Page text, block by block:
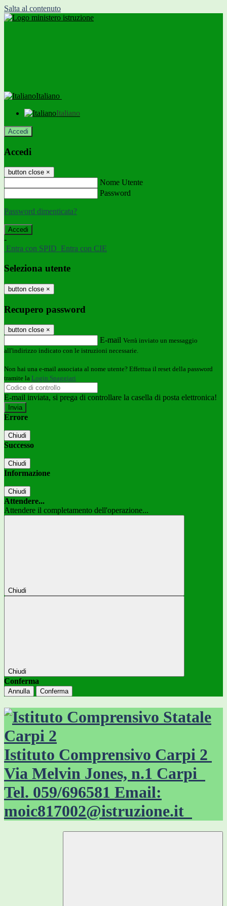
Salta al contenuto
Italiano
Italiano
Accedi
Accedi
button close ×
Nome Utente
Password
Password dimenticata?
-
Entra con SPID Entra con CIE
Seleziona utente
button close ×
Recupero password
button close ×
E-mail Verrà inviato un messaggio
all'indirizzo indicato con le istruzioni necessarie.
Non hai una e-mail associata al nome utente? Effettua il reset della password
tramite la Login Spaggiari
E-mail inviata, si prega di controllare la casella di posta elettronica!
Errore
Chiudi
Successo
Chiudi
Informazione
Chiudi
Attendere...
Attendere il completamento dell'operazione...
Chiudi
Chiudi
Conferma
Annulla Conferma
Istituto Comprensivo Carpi 2
Via Melvin Jones, n.1 Carpi
Tel. 059/696581 Email:
moic817002@istruzione.it